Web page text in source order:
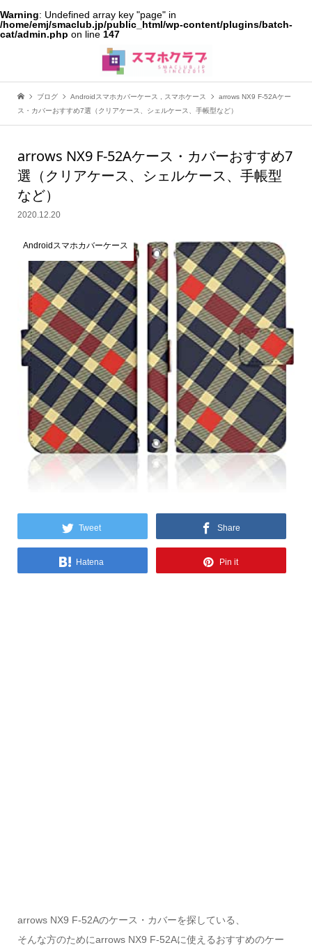
Warning: Undefined array key "page" in
/home/emj/smaclub.jp/public_html/wp-content/plugins/batch-
cat/admin.php on line 147
ブログ Androidスマホカバーケース スマホケース
arrows NX9 F-52Aケー
ス・カバーおすすめ7選（クリアケース、シェルケース、手帳型など）
arrows NX9 F-52Aケース・カバーおすすめ7
選（クリアケース、シェルケース、手帳型
など）
2020.12.20
Androidスマホカバーケース
Tweet Share
Hatena Pin it
arrows NX9 F-52Aのケース・カバーを探している、
そんな方のためにarrows NX9 F-52Aに使えるおすすめのケー